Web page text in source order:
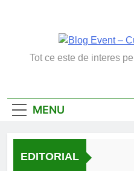
Blog
Tot ce este de interes
MENU
EDITORIAL